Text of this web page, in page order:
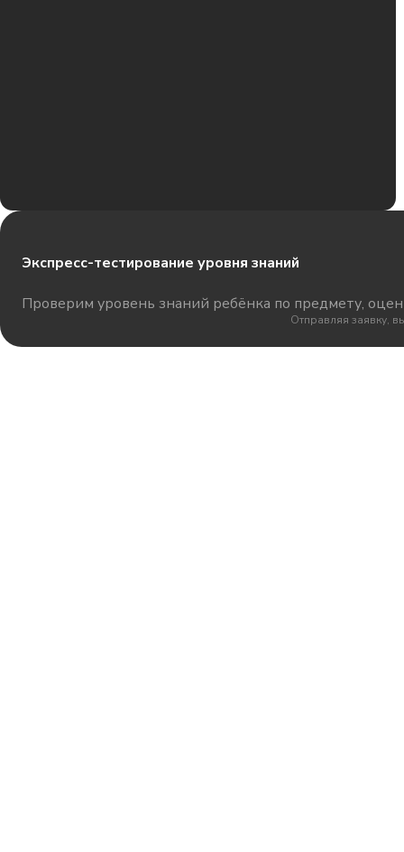
Экспресс-тестирование уровня знаний
Проверим уровень знаний ребёнка по предмету,
Отправляя заявку,